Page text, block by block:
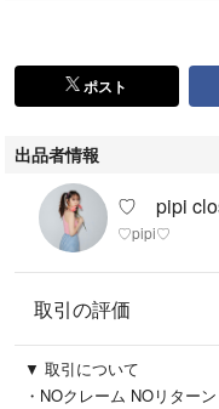
ポスト
出品者情報
♡ pipi
♡pipi♡
取引の評価
▼ 取引について
・NOクレーム NOリター